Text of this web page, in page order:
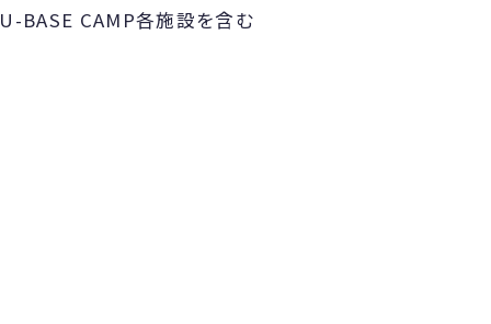
U-BASE CAMP各施設を含む